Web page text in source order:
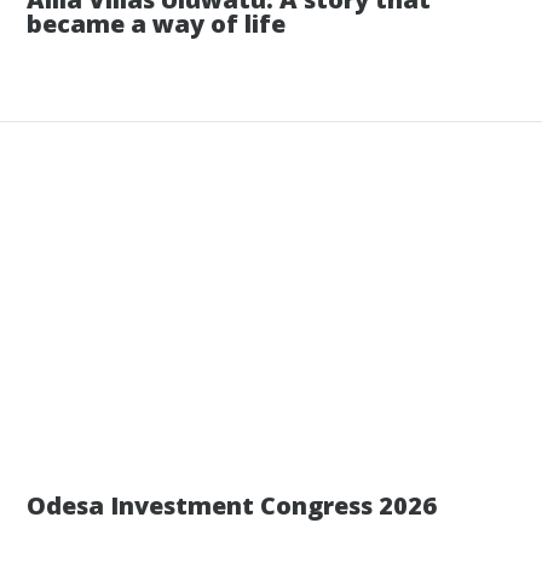
became a way of life
Odesa Investment Congress 2026